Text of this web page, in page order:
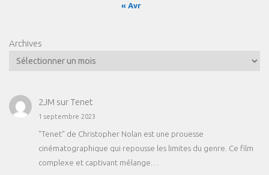
« Avr
Archives
2JM surTenet
1 septembre 2023
"Tenet" de Christopher Nolan est une prouesse
cinématographique qui repousse les limites du genre. Ce film
complexe et captivant mélange…